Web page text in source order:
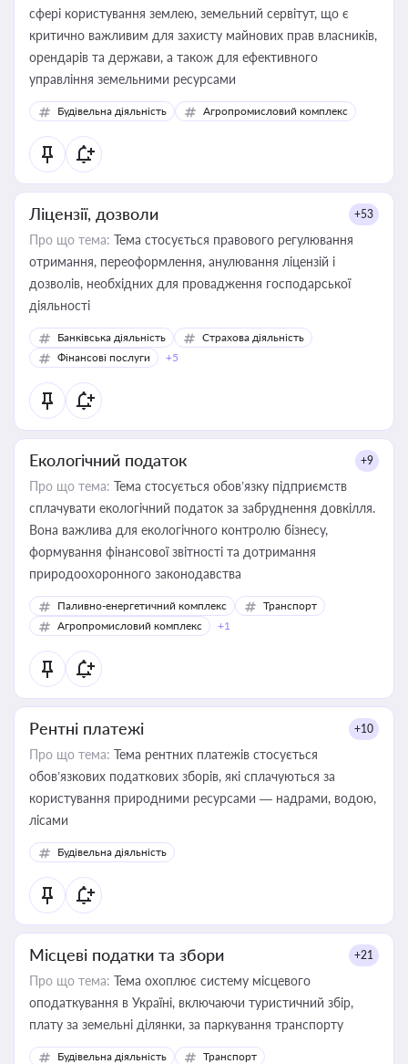
сфері користування землею, земельний сервітут, що є
критично важливим для захисту майнових прав власників,
орендарів та держави, а також для ефективного
управління земельними ресурсами
Будівельна діяльність Агропромисловий комплекс
Ліцензії, дозволи +53
Про що тема: Тема стосується правового регулювання
отримання, переоформлення, анулювання ліцензій і
дозволів, необхідних для провадження господарської
діяльності
Банківська діяльність
Страхова діяльність
Фінансові послуги
+5
Екологічний податок +9
Про що тема: Тема стосується обов’язку підприємств
сплачувати екологічний податок за забруднення довкілля.
Вона важлива для екологічного контролю бізнесу,
формування фінансової звітності та дотримання
природоохоронного законодавства
Паливно-енергетичний комплекс
Транспорт
Агропромисловий комплекс
+1
Рентні платежі +10
Про що тема: Тема рентних платежів стосується
обов’язкових податкових зборів, які сплачуються за
користування природними ресурсами — надрами, водою,
лісами
Будівельна діяльність
Місцеві податки та збори +21
Про що тема: Тема охоплює систему місцевого
оподаткування в Україні, включаючи туристичний збір,
плату за земельні ділянки, за паркування транспорту
Будівельна діяльність Транспорт